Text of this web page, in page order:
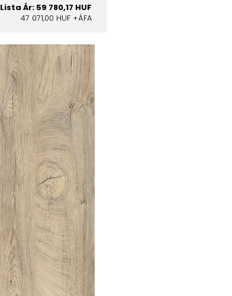
Lista Ár: 59 780,17 HUF
47 071,00 HUF +ÁFA